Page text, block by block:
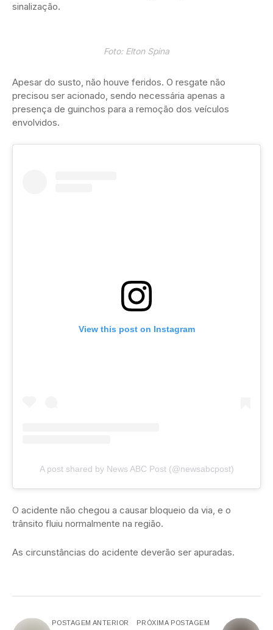
sinalização.
Foto: Elton Spina
Apesar do susto, não houve feridos. O resgate não
precisou ser acionado, sendo necessária apenas a
presença de guinchos para a remoção dos veículos
envolvidos.
View this post on Instagram
A post shared by News ABC Post (@newsabcpost)
O acidente não chegou a causar bloqueio da via, e o
trânsito fluiu normalmente na região.
As circunstâncias do acidente deverão ser apuradas.
POSTAGEM ANTERIOR PRÓXIMA POSTAGEM